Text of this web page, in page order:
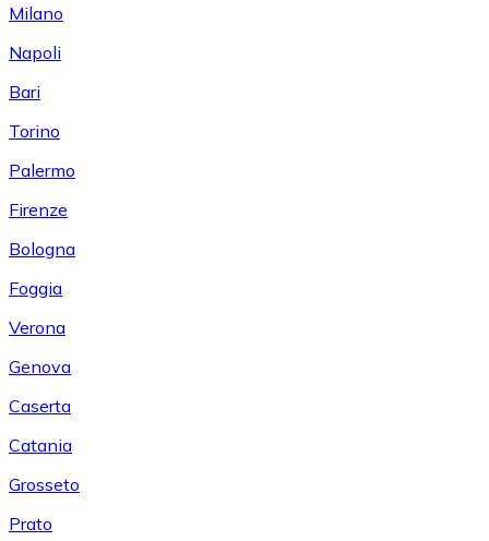
Milano
Napoli
Bari
Torino
Palermo
Firenze
Bologna
Foggia
Verona
Genova
Caserta
Catania
Grosseto
Prato